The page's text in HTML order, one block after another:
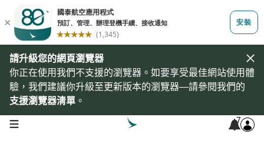
請升級您的網頁瀏覽器
你正在使用我們不支援的瀏覽器。如要享受最佳網站使用體
驗，我們建議你升級至更新版本的瀏覽器—請參閱我們的
支援瀏覽器清單 。
open navigation menu 7